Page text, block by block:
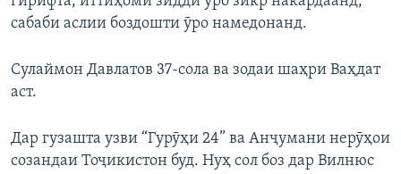
сабаби аслии боздошти ӯро намедонанд.
Сулаймон Давлатов 37-сола ва зодаи шаҳри Ваҳдат
аст.
Дар гузашта узви “Гурӯҳи 24” ва Анҷумани нерӯҳои
созандаи Тоҷикистон буд. Нуҳ сол боз дар Вилнюс